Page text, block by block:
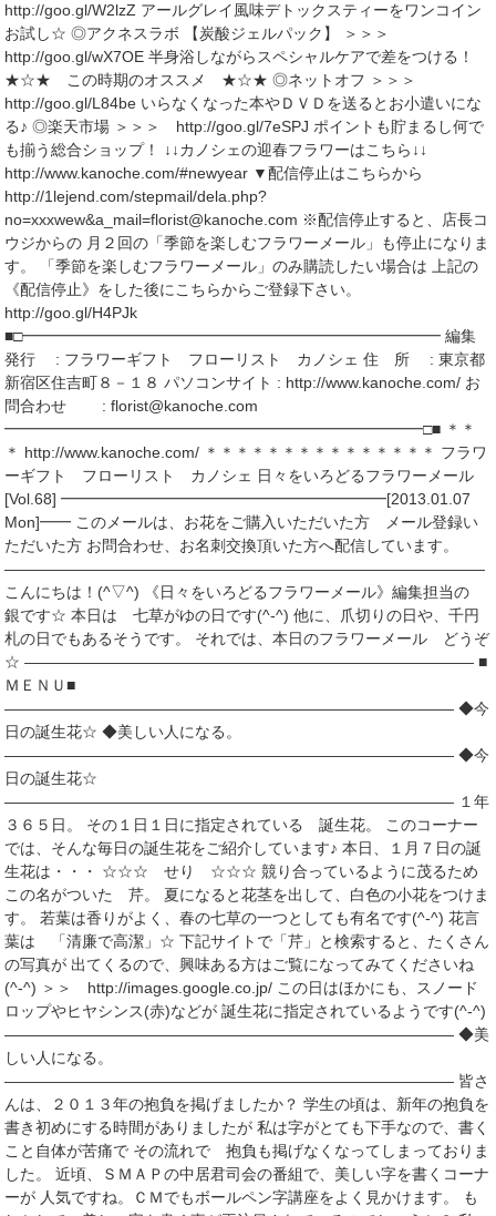
http://goo.gl/W2lzZ アールグレイ風味デトックスティーをワンコイン
お試し☆ ◎アクネスラボ 【炭酸ジェルパック】 ＞＞＞
http://goo.gl/wX7OE 半身浴しながらスペシャルケアで差をつける！
★☆★ この時期のオススメ ★☆★ ◎ネットオフ ＞＞＞
http://goo.gl/L84be いらなくなった本やＤＶＤを送るとお小遣いにな
る♪ ◎楽天市場 ＞＞＞ http://goo.gl/7eSPJ ポイントも貯まるし何で
も揃う総合ショップ！ ↓↓カノシェの迎春フラワーはこちら↓↓
http://www.kanoche.com/#newyear ▼配信停止はこちらから
http://1lejend.com/stepmail/dela.php?
no=xxxwew&a_mail=florist@kanoche.com ※配信停止すると、店長コ
ウジからの 月２回の「季節を楽しむフラワーメール」も停止になりま
す。 「季節を楽しむフラワーメール」のみ購読したい場合は 上記の
《配信停止》をした後にこちらからご登録下さい。
http://goo.gl/H4PJk
■□━━━━━━━━━━━━━━━━━━━━━━━━━━━ 編集
発行 : フラワーギフト フローリスト カノシェ 住 所 : 東京都
新宿区住吉町８－１８ パソコンサイト : http://www.kanoche.com/ お
問合わせ : florist@kanoche.com
━━━━━━━━━━━━━━━━━━━━━━━━━━━□■ ＊＊
＊ http://www.kanoche.com/ ＊＊＊＊＊＊＊＊＊＊＊＊＊＊＊ フラワ
ーギフト フローリスト カノシェ 日々をいろどるフラワーメール
[Vol.68] ━━━━━━━━━━━━━━━━━━━━━[2013.01.07
Mon]━━ このメールは、お花をご購入いただいた方 メール登録い
ただいた方 お問合わせ、お名刺交換頂いた方へ配信しています。
―――――――――――――――――――――――――――――――
こんにちは！(^▽^) 《日々をいろどるフラワーメール》編集担当の
銀です☆ 本日は 七草がゆの日です(^-^) 他に、爪切りの日や、千円
札の日でもあるそうです。 それでは、本日のフラワーメール どうぞ
☆ ――――――――――――――――――――――――――――― ■
ＭＥＮＵ■
――――――――――――――――――――――――――――― ◆今
日の誕生花☆ ◆美しい人になる。
――――――――――――――――――――――――――――― ◆今
日の誕生花☆
――――――――――――――――――――――――――――― １年
３６５日。 その１日１日に指定されている 誕生花。 このコーナー
では、そんな毎日の誕生花をご紹介しています♪ 本日、１月７日の誕
生花は・・・ ☆☆☆ せり ☆☆☆ 競り合っているように茂るため
この名がついた 芹。 夏になると花茎を出して、白色の小花をつけま
す。 若葉は香りがよく、春の七草の一つとしても有名です(^-^) 花言
葉は 「清廉で高潔」☆ 下記サイトで「芹」と検索すると、たくさん
の写真が 出てくるので、興味ある方はご覧になってみてくださいね
(^-^) ＞＞ http://images.google.co.jp/ この日はほかにも、スノード
ロップやヒヤシンス(赤)などが 誕生花に指定されているようです(^-^)
――――――――――――――――――――――――――――― ◆美
しい人になる。
――――――――――――――――――――――――――――― 皆さ
んは、２０１３年の抱負を掲げましたか？ 学生の頃は、新年の抱負を
書き初めにする時間がありましたが 私は字がとても下手なので、書く
こと自体が苦痛で その流れで 抱負も掲げなくなってしまっておりま
した。 近頃、ＳＭＡＰの中居君司会の番組で、美しい字を書くコーナ
ーが 人気ですね。ＣＭでもボールペン字講座をよく見かけます。 も